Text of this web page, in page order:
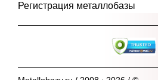
Регистрация металлобазы